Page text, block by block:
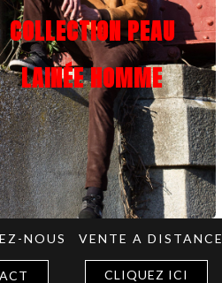
COLLECTION PEAU
LAINÉE HOMME
NOUS VENTE A DISTANCE
CLIQUEZ ICI